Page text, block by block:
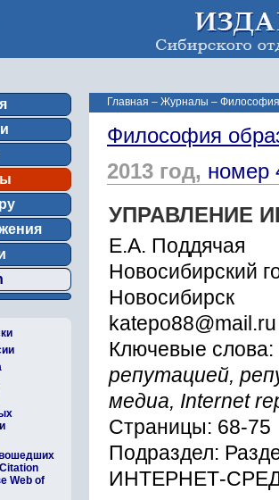
Web of
Главная – Журналы –
Философия
2013 год, номер
УПРАВЛЕНИЕ
Е.А. Поддячая
Новосибирский
Новосибирск
katepo88@mail.ru
Ключевые слова:
репутацией,
медиа, Internet
Страницы: 68-75
Подраздел:
ИНТЕРНЕТ-